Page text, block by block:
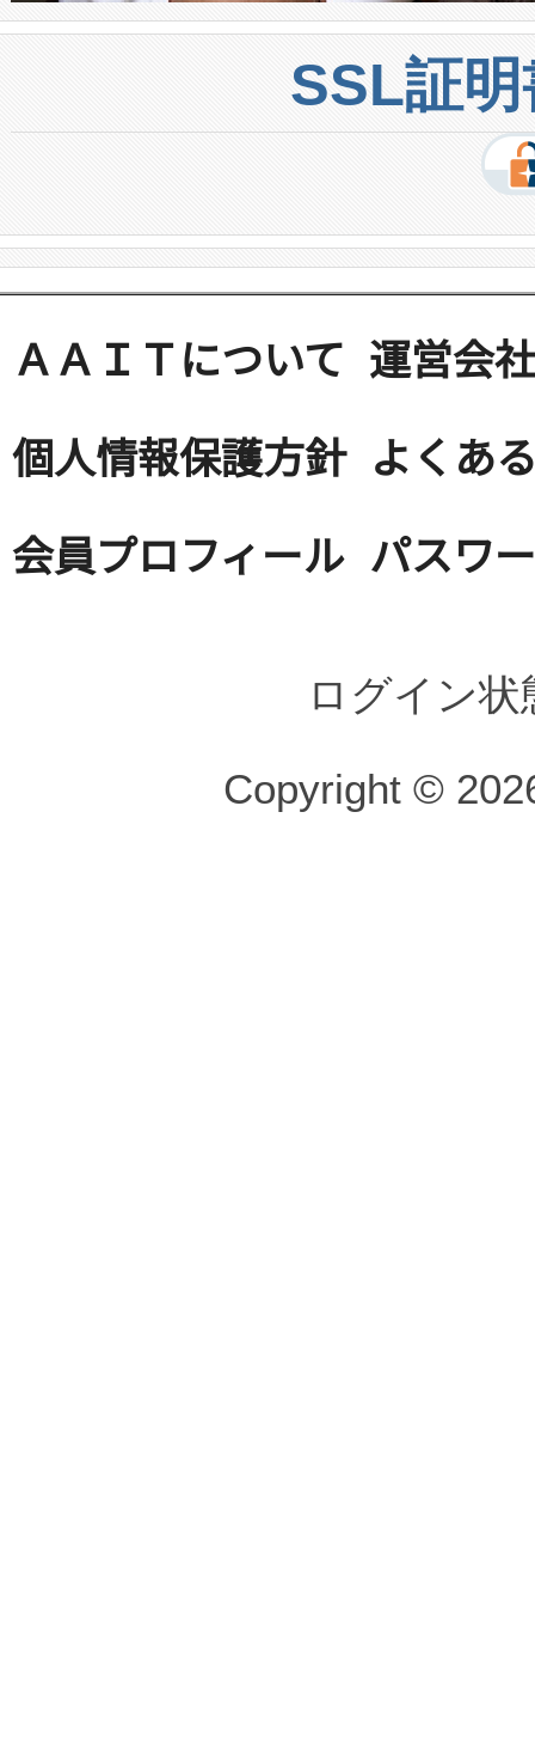
SSL証
ＡＡＩＴについて 運営会社
個人情報保護方針 よくあ
会員プロフィール パスワ
ログイン
Copyright ©